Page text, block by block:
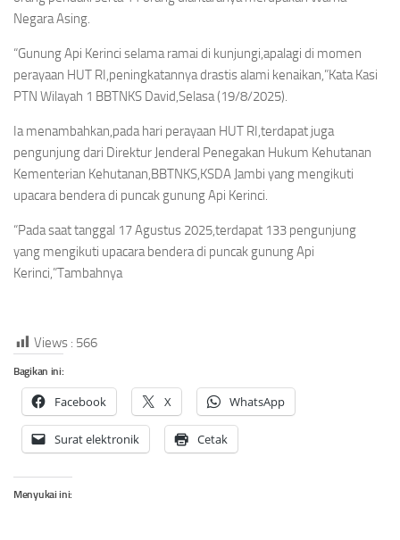
Negara Asing.
“Gunung Api Kerinci selama ramai di kunjungi,apalagi di momen
perayaan HUT RI,peningkatannya drastis alami kenaikan,”Kata Kasi
PTN Wilayah 1 BBTNKS David,Selasa (19/8/2025).
Ia menambahkan,pada hari perayaan HUT RI,terdapat juga
pengunjung dari Direktur Jenderal Penegakan Hukum Kehutanan
Kementerian Kehutanan,BBTNKS,KSDA Jambi yang mengikuti
upacara bendera di puncak gunung Api Kerinci.
“Pada saat tanggal 17 Agustus 2025,terdapat 133 pengunjung
yang mengikuti upacara bendera di puncak gunung Api
Kerinci,”Tambahnya
Views : 566
Bagikan ini:
Facebook X WhatsApp
Surat elektronik Cetak
Menyukai ini: